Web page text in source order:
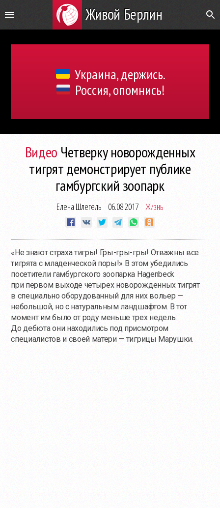
Живой Берлин
Украина, держись.
Россия, опомнись!
Видео Четверку новорожденных
тигрят демонстрирует публике
гамбургский зоопарк
Елена Шлегель 06.08.2017Жизнь
«Не знают страха тигры! Гры-гры-гры! Отважны все
тигрята с младенческой поры!» В этом убедились
посетители гамбургского зоопарка Hagenbeck
при первом выходе четырех новорожденных тигрят
в специально оборудованный для них вольер —
небольшой, но с натуральным ландшафтом. В тот
момент им было от роду меньше трех недель.
До дебюта они находились под присмотром
специалистов и своей матери — тигрицы Марушки.